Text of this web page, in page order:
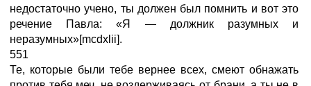
недостаточно учено, ты должен был помнить и вот это
речение Павла: «Я — должник разумных и
неразумных»[mcdxlii].
551
Те, которые были тебе вернее всех, смеют обнажать